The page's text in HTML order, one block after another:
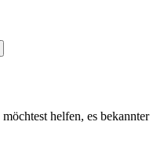
helfen, es bekannter